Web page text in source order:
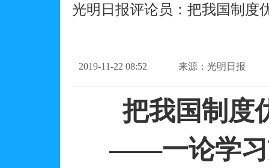
光明日报评论员：把我国制
2019-11-22 08:52 来源：光明日报
把我国制度
——一论学习